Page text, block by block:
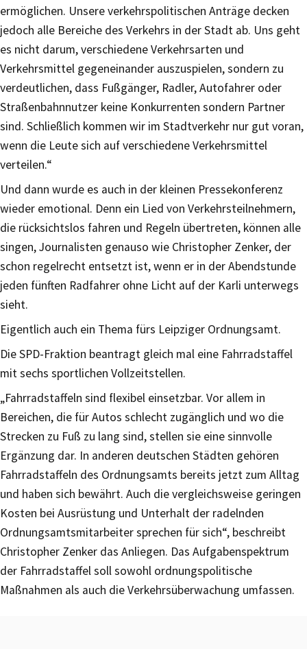
ermöglichen. Unsere verkehrspolitischen Anträge decken
jedoch alle Bereiche des Verkehrs in der Stadt ab. Uns geht
es nicht darum, verschiedene Verkehrsarten und
Verkehrsmittel gegeneinander auszuspielen, sondern zu
verdeutlichen, dass Fußgänger, Radler, Autofahrer oder
Straßenbahnnutzer keine Konkurrenten sondern Partner
sind. Schließlich kommen wir im Stadtverkehr nur gut voran,
wenn die Leute sich auf verschiedene Verkehrsmittel
verteilen.“
Und dann wurde es auch in der kleinen Pressekonferenz
wieder emotional. Denn ein Lied von Verkehrsteilnehmern,
die rücksichtslos fahren und Regeln übertreten, können alle
singen, Journalisten genauso wie Christopher Zenker, der
schon regelrecht entsetzt ist, wenn er in der Abendstunde
jeden fünften Radfahrer ohne Licht auf der Karli unterwegs
sieht.
Eigentlich auch ein Thema fürs Leipziger Ordnungsamt.
Die SPD-Fraktion beantragt gleich mal eine Fahrradstaffel
mit sechs sportlichen Vollzeitstellen.
„Fahrradstaffeln sind flexibel einsetzbar. Vor allem in
Bereichen, die für Autos schlecht zugänglich und wo die
Strecken zu Fuß zu lang sind, stellen sie eine sinnvolle
Ergänzung dar. In anderen deutschen Städten gehören
Fahrradstaffeln des Ordnungsamts bereits jetzt zum Alltag
und haben sich bewährt. Auch die vergleichsweise geringen
Kosten bei Ausrüstung und Unterhalt der radelnden
Ordnungsamtsmitarbeiter sprechen für sich“, beschreibt
Christopher Zenker das Anliegen. Das Aufgabenspektrum
der Fahrradstaffel soll sowohl ordnungspolitische
Maßnahmen als auch die Verkehrsüberwachung umfassen.